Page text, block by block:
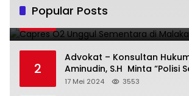
Popular Posts
1 Capres O2 Unggul
2
Advokat – Konsultan
Aminudin, S.H Minta “Polisi
Tuntaskan Kasus Vina”
17 Mei 2024 3553